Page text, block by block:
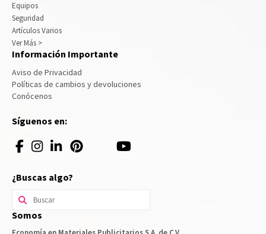
Equipos
Seguridad
Artículos Varios
Ver Más >
Información Importante
Aviso de Privacidad
Políticas de cambios y devoluciones
Conócenos
Síguenos en:
¿Buscas algo?
Buscar
por:
Somos